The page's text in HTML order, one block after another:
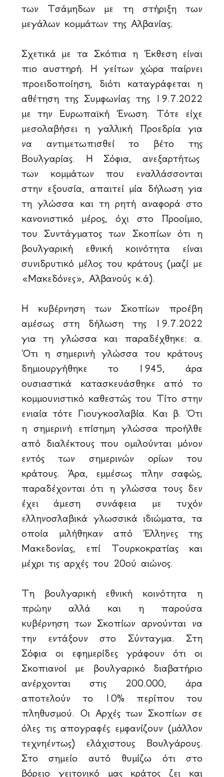
των Τσάμηδων με τη στήριξη των
μεγάλων κομμάτων της Αλβανίας;
Σχετικά με τα Σκόπια η Έκθεση είναι
πιο αυστηρή. Η γείτων χώρα παίρνει
προειδοποίηση, διότι καταγράφεται η
αθέτηση της Συμφωνίας της 19.7.2022
με την Ευρωπαϊκή Ένωση. Τότε είχε
μεσολαβήσει η γαλλική Προεδρία για
να αντιμετωπισθεί το βέτο της
Βουλγαρίας. Η Σόφια, ανεξαρτήτως
των κομμάτων που εναλλάσσονται
στην εξουσία, απαιτεί μία δήλωση για
τη γλώσσα και τη ρητή αναφορά στο
κανονιστικό μέρος, όχι στο Προοίμιο,
του Συντάγματος των Σκοπίων ότι η
βουλγαρική εθνική κοινότητα είναι
συνιδρυτικό μέλος του κράτους (μαζί με
«Μακεδόνες», Αλβανούς κ.ά).
Η κυβέρνηση των Σκοπίων προέβη
αμέσως στη δήλωση της 19.7.2022
για τη γλώσσα και παραδέχθηκε: α.
Ότι η σημερινή γλώσσα του κράτους
δημιουργήθηκε το 1945, άρα
ουσιαστικά κατασκευάσθηκε από το
κομμουνιστικό καθεστώς του Τίτο στην
ενιαία τότε Γιουγκοσλαβία. Και β. Ότι
η σημερινή επίσημη γλώσσα προήλθε
από διαλέκτους που ομιλούνται μόνον
εντός των σημερινών ορίων του
κράτους. Άρα, εμμέσως πλην σαφώς,
παραδέχονται ότι η γλώσσα τους δεν
έχει άμεση συνάφεια με τυχόν
ελληνοσλαβικά γλωσσικά ιδιώματα, τα
οποία μιλήθηκαν από Έλληνες της
Μακεδονίας, επί Τουρκοκρατίας και
μέχρι τις αρχές του 20ού αιώνος.
Τη βουλγαρική εθνική κοινότητα η
πρώην αλλά και η παρούσα
κυβέρνηση των Σκοπίων αρνούνται να
την εντάξουν στο Σύνταγμα. Στη
Σόφια οι εφημερίδες γράφουν ότι οι
Σκοπιανοί με βουλγαρικό διαβατήριο
ανέρχονται στις 200.000, άρα
αποτελούν το 10% περίπου του
πληθυσμού. Οι Αρχές των Σκοπίων σε
όλες τις απογραφές εμφανίζουν (μάλλον
τεχνηέντως) ελάχιστους Βουλγάρους.
Στο σημείο αυτό θυμίζω ότι στο
βόρειο γειτονικό μας κράτος ζει και